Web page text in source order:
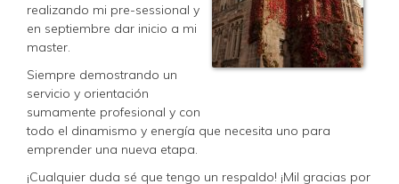
realizando mi pre-sessional y
en septiembre dar inicio a mi
master.
Siempre demostrando un
servicio y orientación
sumamente profesional y con
todo el dinamismo y energía que necesita uno para
emprender una nueva etapa.
¡Cualquier duda sé que tengo un respaldo! ¡Mil gracias por